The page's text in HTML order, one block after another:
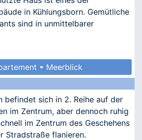
in Kühlungsborn. Gemütliche
sind in unmittelbarer
• Meerblick
befindet sich in 2. Reihe auf der
im Zentrum, aber dennoch ruhig
im Zentrum des Geschehens
Stradstraße flanieren.